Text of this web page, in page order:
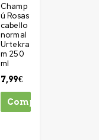
Champ
ú Rosas
cabello
normal
Urtekra
m 250
ml
7,99€
Comprar